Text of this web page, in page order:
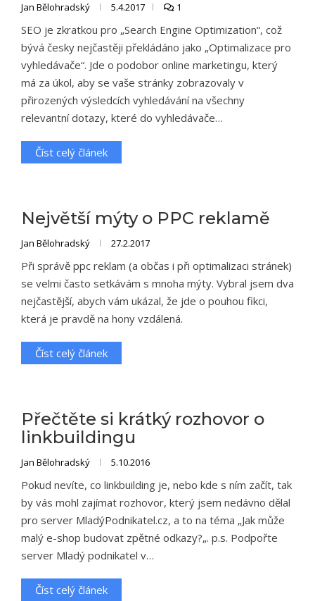
Jan Bělohradský 5.4.2017 1
SEO je zkratkou pro „Search Engine Optimization“, což
bývá česky nejčastěji překládáno jako „Optimalizace pro
vyhledávače“. Jde o podobor online marketingu, který
má za úkol, aby se vaše stránky zobrazovaly v
přirozených výsledcích vyhledávání na všechny
relevantní dotazy, které do vyhledávače…
Číst celý článek
Největší mýty o PPC reklamě
Jan Bělohradský 27.2.2017
Při správě ppc reklam (a občas i při optimalizaci stránek)
se velmi často setkávám s mnoha mýty. Vybral jsem dva
nejčastější, abych vám ukázal, že jde o pouhou fikci,
která je pravdě na hony vzdálená.
Číst celý článek
Přečtěte si krátký rozhovor o
linkbuildingu
Jan Bělohradský 5.10.2016
Pokud nevíte, co linkbuilding je, nebo kde s ním začít, tak
by vás mohl zajímat rozhovor, který jsem nedávno dělal
pro server MladýPodnikatel.cz, a to na téma „Jak může
malý e-shop budovat zpětné odkazy?„. p.s. Podpořte
server Mladý podnikatel v…
Číst celý článek